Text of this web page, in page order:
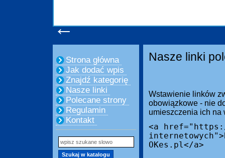
←
Strona główna
Jak dodać wpis
Znajdź kategorię
Nasze linki
Polecane strony
Regulamin
Kontakt
Nasze linki
Wstawienie linków
obowiązkowe - nie
umieszczenia ich na
<a
OKes.pl</a>